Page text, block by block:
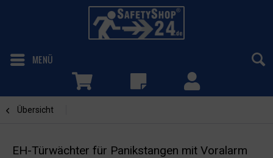
MENÜ
Übersicht
EH-Türwächter für Panikstangen mit Voralarm